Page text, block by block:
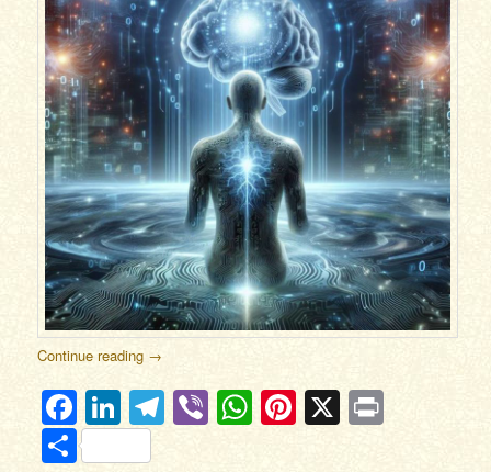
Continue reading →
Facebook
LinkedIn
Telegram
ViberWhatsApp
Pinterest
X
Отправить